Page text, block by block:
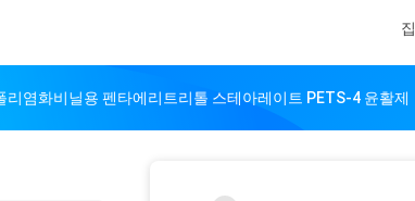
집
리염화비닐용 펜타에리트리톨 스테아레이트 PETS-4 윤활제